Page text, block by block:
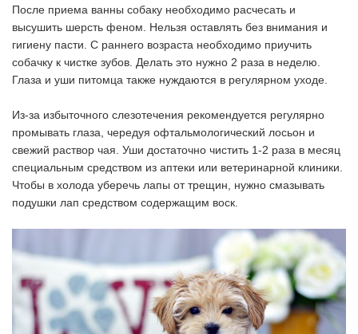
После приема ванны собаку необходимо расчесать и
высушить шерсть феном. Нельзя оставлять без внимания и
гигиену пасти. С раннего возраста необходимо приучить
собачку к чистке зубов. Делать это нужно 2 раза в неделю.
Глаза и уши питомца также нуждаются в регулярном уходе.
Из-за избыточного слезотечения рекомендуется регулярно
промывать глаза, чередуя офтальмологический лосьон и
свежий раствор чая. Уши достаточно чистить 1-2 раза в месяц
специальным средством из аптеки или ветеринарной клиники.
Чтобы в холода уберечь лапы от трещин, нужно смазывать
подушки лап средством содержащим воск.